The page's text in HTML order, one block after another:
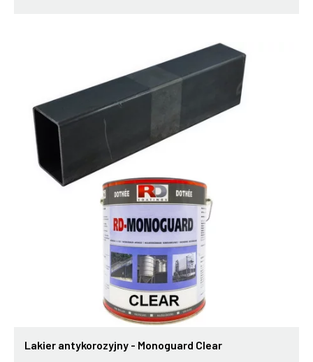
Lakier antykorozyjny - Monoguard Clear